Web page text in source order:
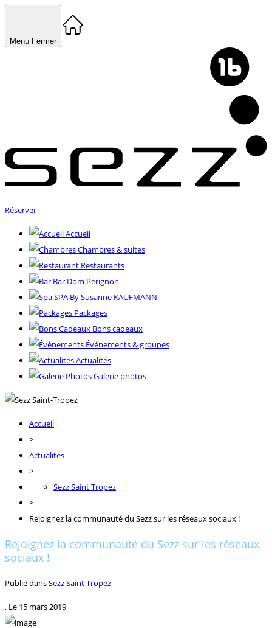
Menu Fermer
Réserver
Accueil
Chambres & suites
Restaurants
Bar Dom Perignon
SPA By Susanne KAUFMANN
Packages
Bons cadeaux
Événements & groupes
Actualités
Galerie photos
Accueil
>
Actualités
>
Sezz Saint Tropez
>
Rejoignez la communauté du Sezz sur les réseaux sociaux !
Rejoignez la communauté du Sezz sur les réseaux
sociaux !
Publié dansSezz Saint Tropez
, Le 15 mars 2019